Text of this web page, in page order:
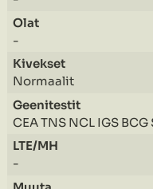
-
Normaalit
CEA TNS NCL IGS
-